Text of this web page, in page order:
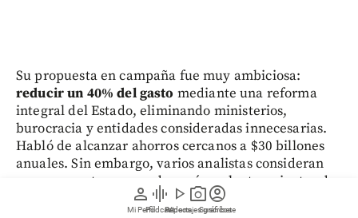
person
Mi Perfil
graphic_eq
Pódcast
play_arrow
Videos
photo_camera
Reportajes gráficos
account_circle
Suscríbete
Su propuesta en campaña fue muy ambiciosa:
reducir un 40% del gasto mediante una reforma
integral del Estado, eliminando ministerios,
burocracia y entidades consideradas innecesarias.
Habló de alcanzar ahorros cercanos a $30 billones
anuales. Sin embargo, varios analistas consideran
que esas metas responden más a planteamientos de
campaña que a cifras que realmente puedan